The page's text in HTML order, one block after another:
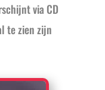
via CD
te zien zijn